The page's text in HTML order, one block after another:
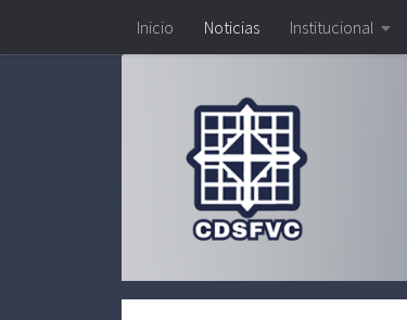
Saltar al contenido
Inicio Noticias Institucional